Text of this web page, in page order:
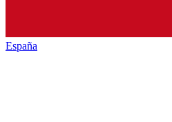
España